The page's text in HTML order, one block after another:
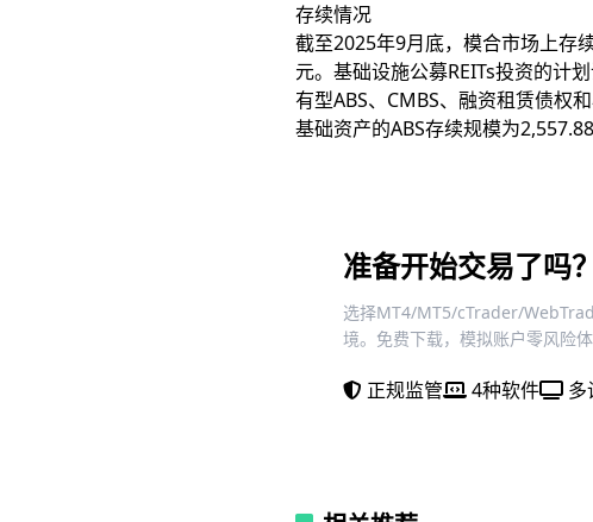
存续情况
截至2025年9月底，模合市场上存
元。基础设施公募REITs投资的计
有型ABS、CMBS、融资租赁债权
基础资产的ABS存续规模为
准备开始交易了吗？
选择MT4/MT5/cTrader/
境。免费下载，模拟账户零风险体
正规监管 4种软件 多